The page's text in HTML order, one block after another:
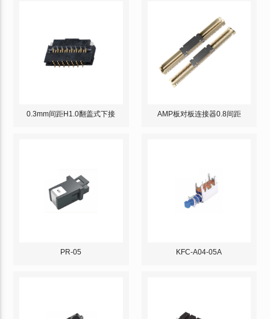
0.3mm间距H1.0翻盖式下接 AMP板对板连接器0.8间距
PR-05 KFC-A04-05A